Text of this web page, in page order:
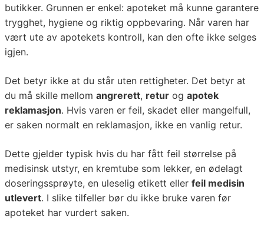
butikker. Grunnen er enkel: apoteket må kunne garantere
trygghet, hygiene og riktig oppbevaring. Når varen har
vært ute av apotekets kontroll, kan den ofte ikke selges
igjen.
Det betyr ikke at du står uten rettigheter. Det betyr at
du må skille mellom angrerett, retur og apotek
reklamasjon. Hvis varen er feil, skadet eller mangelfull,
er saken normalt en reklamasjon, ikke en vanlig retur.
Dette gjelder typisk hvis du har fått feil størrelse på
medisinsk utstyr, en kremtube som lekker, en ødelagt
doseringssprøyte, en uleselig etikett eller feil medisin
utlevert. I slike tilfeller bør du ikke bruke varen før
apoteket har vurdert saken.